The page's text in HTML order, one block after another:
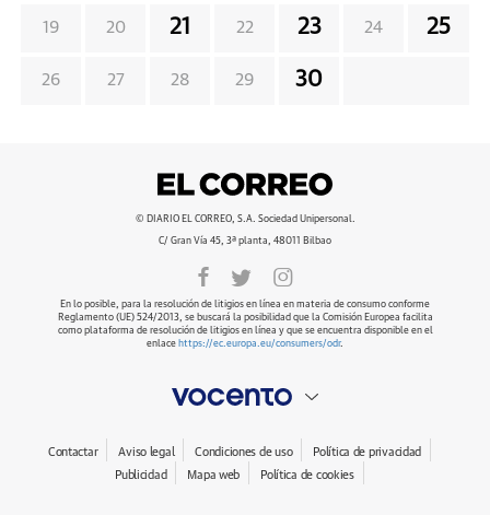
19 20 21 22 23 24 25
26 27 28 29 30
© DIARIO EL CORREO, S.A. Sociedad Unipersonal.
C/ Gran Vía 45, 3ª planta, 48011 Bilbao
En lo posible, para la resolución de litigios en línea en materia de consumo conforme
Reglamento (UE) 524/2013, se buscará la posibilidad que la Comisión Europea facilita
como plataforma de resolución de litigios en línea y que se encuentra disponible en el
enlace https://ec.europa.eu/consumers/odr.
Contactar Aviso legal Condiciones de uso
Política de privacidad
Publicidad
Mapa web Política de cookies